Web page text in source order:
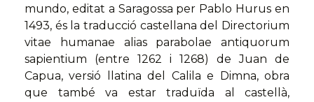
mundo, editat a Saragossa per Pablo Hurus en
1493, és la traducció castellana del Directorium
vitae humanae alias parabolae antiquorum
sapientium (entre 1262 i 1268) de Juan de
Capua, versió llatina del Calila e Dimna, obra
que també va estar traduïda al castellà,